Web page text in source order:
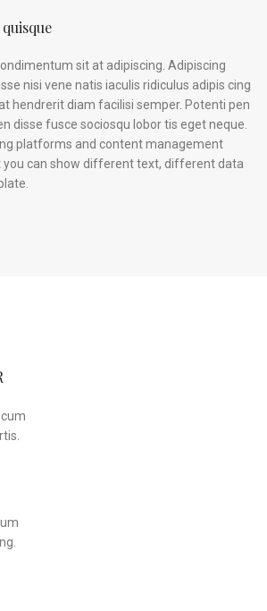
sit at adipiscing. Adipiscing
nisi vene natis iaculis ridiculus adipis cing
hendrerit diam facilisi semper. Potenti pen
disse fusce sociosqu lobor tis eget neque.
platforms and content management
can show different text, different data